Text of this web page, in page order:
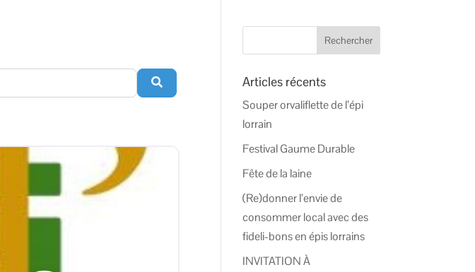
Search Articles récents
Souper orvaliflette de l’épi
lorrain
Festival Gaume Durable
Fête de la laine
(Re)donner l’envie de
consommer local avec des
fideli-bons en épis lorrains
INVITATION À